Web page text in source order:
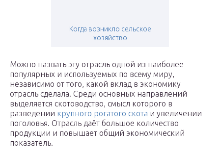
Когда возникло сельское
хозяйство
Можно назвать эту отрасль одной из наиболее
популярных и используемых по всему миру,
независимо от того, какой вклад в экономику
отрасль сделала. Среди основных направлений
выделяется скотоводство, смысл которого в
разведении крупного рогатого скота и увеличении
поголовья. Отрасль даёт большое количество
продукции и повышает общий экономический
показатель.